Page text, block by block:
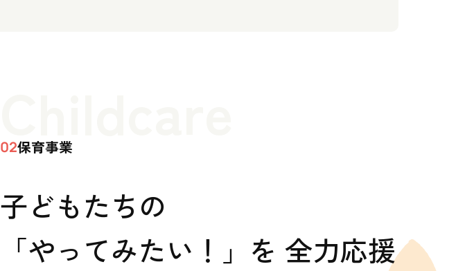
02保育事業
子どもたちの
「やってみたい！」を 全力応援